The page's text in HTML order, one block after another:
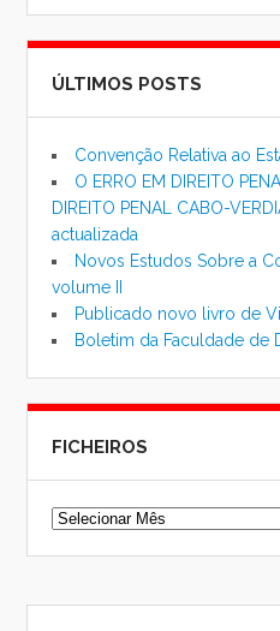
ÚLTIMOS POSTS
Convenção Relativa ao
O ERRO EM DIREITO
DIREITO PENAL CABO-
actualizada
Novos Estudos Sobre a
volume II
Publicado novo livro de
Boletim da Faculdade de
FICHEIROS
Ficheiros